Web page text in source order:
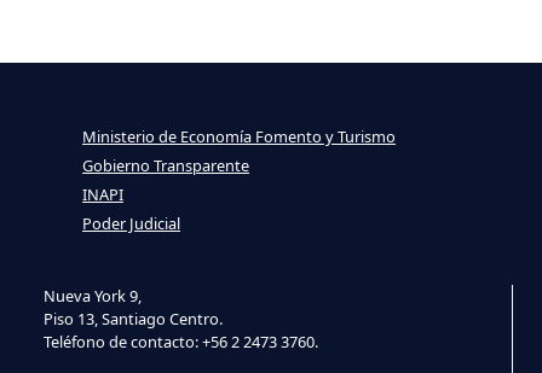
Nueva York 9,
Piso 13, Santiago Centro.
Teléfono de contacto: +56 2 2473 3760.
Ministerio de Economía Fomento y Turismo
Gobierno Transparente
INAPI
Poder Judicial